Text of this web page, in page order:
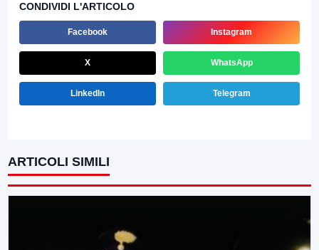
CONDIVIDI L'ARTICOLO
Facebook Instagram
X WhatsApp
LinkedIn Telegram
ARTICOLI SIMILI